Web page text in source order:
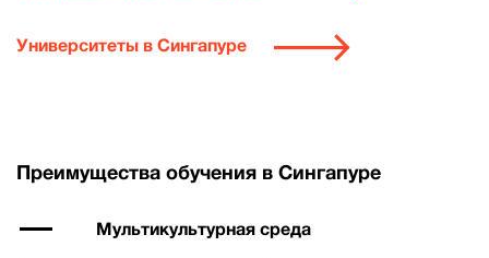
Университеты в Сингапуре
Преимущества обучения в Сингапуре
Мультикультурная среда